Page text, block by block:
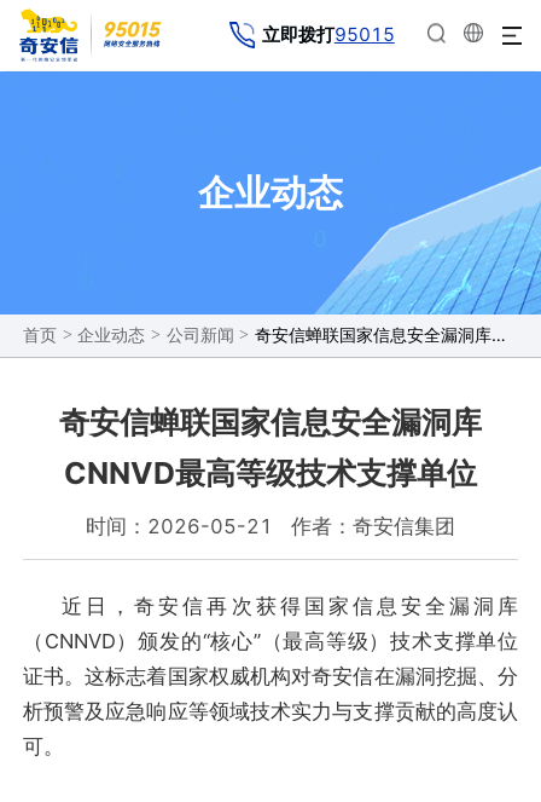
立即拨打95015
企业动态
首页 > 企业动态 > 公司新闻 > 奇安信蝉联国家信息安全漏洞库CNNVD最高等级技术支撑单位
奇安信蝉联国家信息安全漏洞库
CNNVD最高等级技术支撑单位
时间：2026-05-21 作者：奇安信集团
近日，奇安信再次获得国家信息安全漏洞库
（CNNVD）颁发的“核心”（最高等级）技术支撑单位
证书。这标志着国家权威机构对奇安信在漏洞挖掘、分
析预警及应急响应等领域技术实力与支撑贡献的高度认
可。